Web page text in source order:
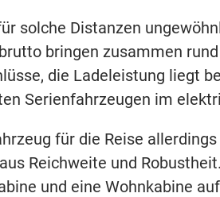
solche Distanzen
bringen zusammen
die Ladeleistung liegt
Serienfahrzeugen im
für die Reise
Reichweite und
und eine Wohnkabine